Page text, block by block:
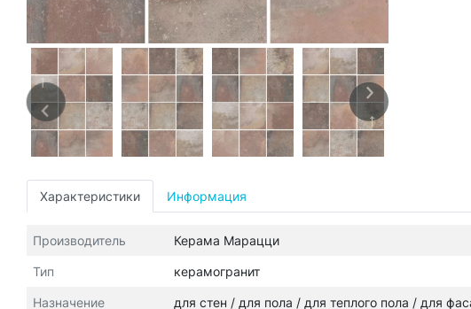
Характеристики Информация
Производитель Керама Марацци
Тип керамогранит
Назначение для стен / для пола / для теплого пола / для